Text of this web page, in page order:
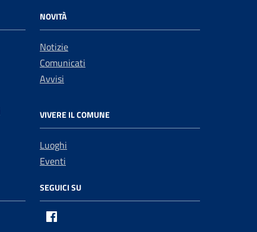
NOVITÀ
Notizie
Comunicati
Avvisi
VIVERE IL COMUNE
Luoghi
Eventi
SEGUICI SU